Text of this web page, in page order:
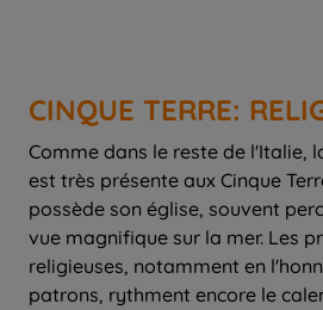
CINQUE TERRE:
Comme dans le reste de l'Italie,
est très présente aux Cinque
possède son église, souvent
vue magnifique sur la mer. Les
religieuses, notamment en
patrons, rythment encore le